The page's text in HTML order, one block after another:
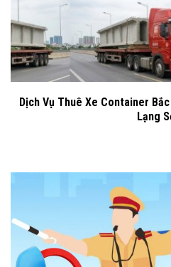
Dịch Vụ Thuê Xe Container
Lạng